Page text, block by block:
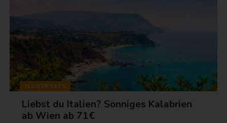
FLUGTICKETS
Liebst du Italien? Sonniges Kalabrien
ab Wien ab 71€